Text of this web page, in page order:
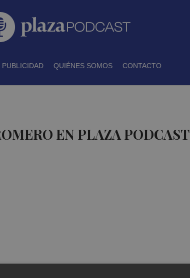
PUBLICIDAD QUIÉNES SOMOS CONTACTO
EN PLAZA PODCAST